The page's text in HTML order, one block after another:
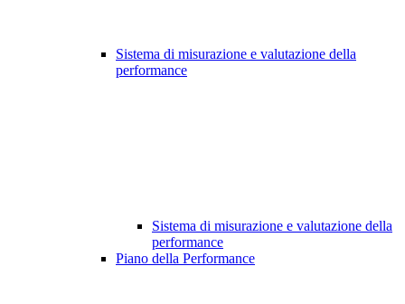
Sistema di misurazione e valutazione della
performance
Sistema di misurazione e valutazione della
performance
Piano della Performance